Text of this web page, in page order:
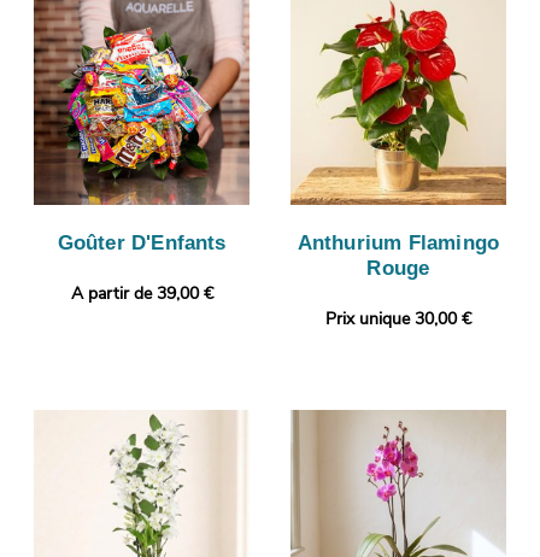
Goûter D'Enfants
A partir de 39,00 €
Anthurium Flamingo
Rouge
Prix unique 30,00 €